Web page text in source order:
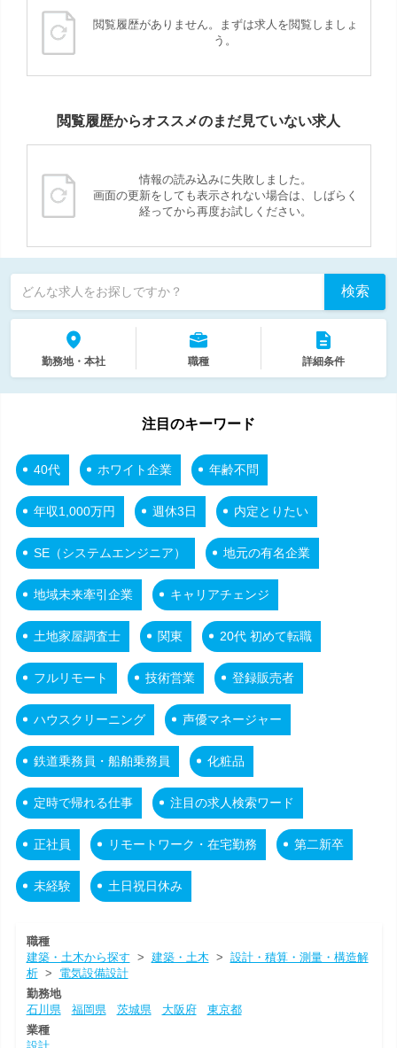
閲覧履歴がありません。まずは求人を閲覧しましょ
う。
閲覧履歴からオススメのまだ見ていない求人
情報の読み込みに失敗しました。
画面の更新をしても表示されない場合は、しばらく
経ってから再度お試しください。
どんな求人をお探しですか？ 検索
勤務地・本社 職種 詳細条件
注目のキーワード
40代 ホワイト企業 年齢不問
年収1,000万円 週休3日 内定とりたい
SE（システムエンジニア） 地元の有名企業
地域未来牽引企業 キャリアチェンジ
土地家屋調査士 関東 20代 初めて転職
フルリモート 技術営業 登録販売者
ハウスクリーニング 声優マネージャー
鉄道乗務員・船舶乗務員 化粧品
定時で帰れる仕事 注目の求人検索ワード
正社員 リモートワーク・在宅勤務 第二新卒
未経験 土日祝日休み
職種
建築・土木から探す > 建築・土木 > 設計・積算・測量・構造解
析> 電気設備設計
勤務地
石川県
福岡県 茨城県 大阪府
東京都
業種
設計